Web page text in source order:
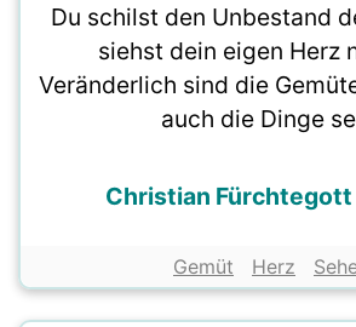
Du schilst den Unbestand
siehst dein eigen Herz
Veränderlich sind die
auch die Dinge
Christian
Gemüt Herz